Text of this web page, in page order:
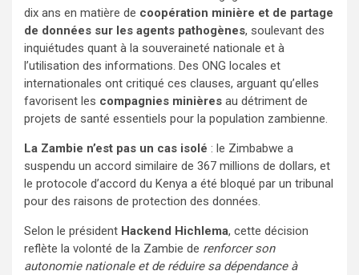
dix ans en matière de coopération minière et de partage
de données sur les agents pathogènes, soulevant des
inquiétudes quant à la souveraineté nationale et à
l’utilisation des informations. Des ONG locales et
internationales ont critiqué ces clauses, arguant qu’elles
favorisent les compagnies minières au détriment de
projets de santé essentiels pour la population zambienne.
La Zambie n’est pas un cas isolé : le Zimbabwe a
suspendu un accord similaire de 367 millions de dollars, et
le protocole d’accord du Kenya a été bloqué par un tribunal
pour des raisons de protection des données.
Selon le président Hackend Hichlema, cette décision
reflète la volonté de la Zambie de renforcer son
autonomie nationale et de réduire sa dépendance à